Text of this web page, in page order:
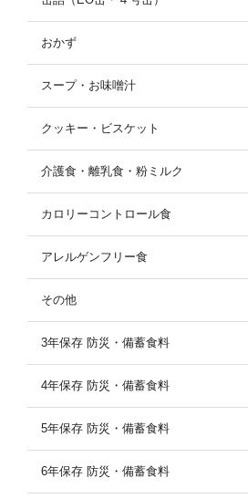
おかず
スープ・お味噌汁
クッキー・ビスケット
介護食・離乳食・粉ミルク
カロリーコントロール食
アレルゲンフリー食
その他
3年保存 防災・備蓄食料
4年保存 防災・備蓄食料
5年保存 防災・備蓄食料
6年保存 防災・備蓄食料